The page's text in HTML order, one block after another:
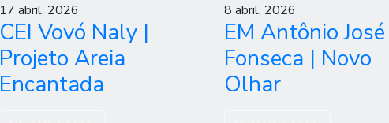
17 abril, 2026
CEI Vovó Naly |
Projeto Areia
Encantada
8 abril, 2026
EM Antônio
Fonseca | Novo
Olhar